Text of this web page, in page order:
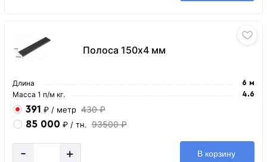
Полоса 150х4 мм
Длина 6 м
Масса 1 п/м кг. 4.6
391 ₽ / метр 430 ₽
85 000 ₽ / тн. 93500 ₽
- + В корзину